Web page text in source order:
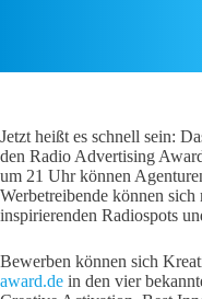
Jetzt heißt es schnell sein:
den Radio Advertising
um 21 Uhr können
Werbetreibende können
inspirierenden Radiospots
Bewerben können sich
award.de in den vier